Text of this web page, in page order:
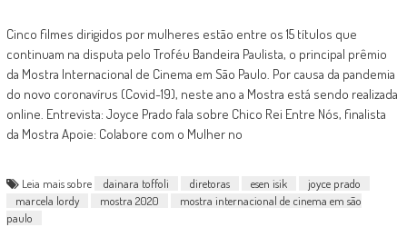
Cinco filmes dirigidos por mulheres estão entre os 15 títulos que
continuam na disputa pelo Troféu Bandeira Paulista, o principal prêmio
da Mostra Internacional de Cinema em São Paulo. Por causa da pandemia
do novo coronavírus (Covid-19), neste ano a Mostra está sendo realizada
online. Entrevista: Joyce Prado fala sobre Chico Rei Entre Nós, finalista
da Mostra Apoie: Colabore com o Mulher no
Leia mais sobre dainara toffoli diretoras esen isik
joyce prado
marcela lordy
mostra 2020
mostra internacional de cinema em são
paulo